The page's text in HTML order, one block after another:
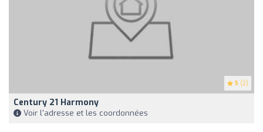
5 (2)
Century 21 Harmony
Voir l'adresse et les coordonnées